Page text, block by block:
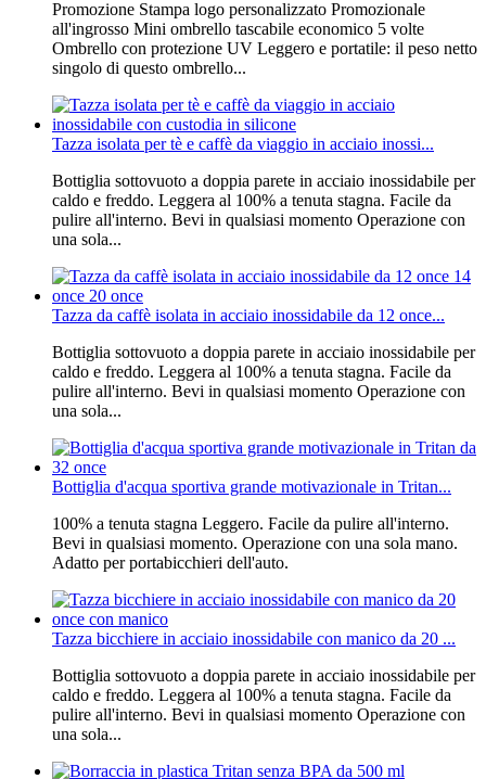
Promozione Stampa logo personalizzato Promozionale
all'ingrosso Mini ombrello tascabile economico 5 volte
Ombrello con protezione UV Leggero e portatile: il peso netto
singolo di questo ombrello...
Tazza isolata per tè e caffè da viaggio in acciaio inossi...
Bottiglia sottovuoto a doppia parete in acciaio inossidabile per
caldo e freddo. Leggera al 100% a tenuta stagna. Facile da
pulire all'interno. Bevi in ​​qualsiasi momento Operazione con
una sola...
Tazza da caffè isolata in acciaio inossidabile da 12 once...
Bottiglia sottovuoto a doppia parete in acciaio inossidabile per
caldo e freddo. Leggera al 100% a tenuta stagna. Facile da
pulire all'interno. Bevi in ​​qualsiasi momento Operazione con
una sola...
Bottiglia d'acqua sportiva grande motivazionale in Tritan...
100% a tenuta stagna Leggero. Facile da pulire all'interno.
Bevi in ​​qualsiasi momento. Operazione con una sola mano.
Adatto per portabicchieri dell'auto.
Tazza bicchiere in acciaio inossidabile con manico da 20 ...
Bottiglia sottovuoto a doppia parete in acciaio inossidabile per
caldo e freddo. Leggera al 100% a tenuta stagna. Facile da
pulire all'interno. Bevi in ​​qualsiasi momento Operazione con
una sola...